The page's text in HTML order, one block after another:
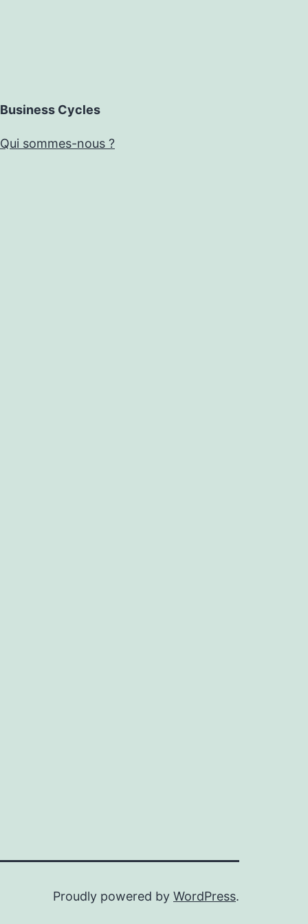
Business Cycles
Qui sommes-nous ?
Proudly powered by WordPress.